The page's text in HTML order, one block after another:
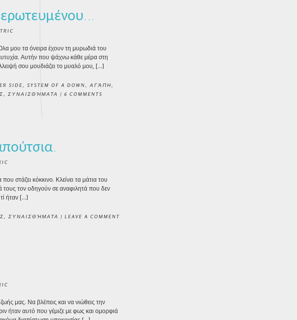
μου τα όνειρα έχουν τη μυρωδιά του
Αυτήν που ψάχνω κάθε μέρα στη
σου μουδιάζει το μυαλό μου, […]
SIDE SYSTEM OF A DOWN ΑΓΆΠΗ
ΣΥΝΑΙΣΘΉΜΑΤΑ | 6 COMMENTS
στάζει κόκκινο. Κλείνει τα μάτια του
τον οδηγούν σε αναφιλητά που δεν
ήταν […]
ΣΥΝΑΙΣΘΉΜΑΤΑ | LEAVE A COMMENT
μας. Να βλέπεις και να νιώθεις την
ήταν αυτό που γέμιζε με φως και ομορφιά